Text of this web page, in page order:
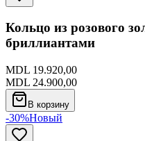
Кольцо из розового
бриллиантами
MDL 19.920,00
MDL 24.900,00
В корзину
-30%Новый